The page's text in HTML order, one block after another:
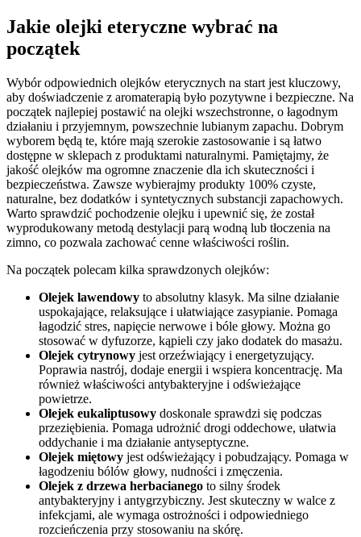
Jakie olejki eteryczne wybrać na
początek
Wybór odpowiednich olejków eterycznych na start jest kluczowy,
aby doświadczenie z aromaterapią było pozytywne i bezpieczne. Na
początek najlepiej postawić na olejki wszechstronne, o łagodnym
działaniu i przyjemnym, powszechnie lubianym zapachu. Dobrym
wyborem będą te, które mają szerokie zastosowanie i są łatwo
dostępne w sklepach z produktami naturalnymi. Pamiętajmy, że
jakość olejków ma ogromne znaczenie dla ich skuteczności i
bezpieczeństwa. Zawsze wybierajmy produkty 100% czyste,
naturalne, bez dodatków i syntetycznych substancji zapachowych.
Warto sprawdzić pochodzenie olejku i upewnić się, że został
wyprodukowany metodą destylacji parą wodną lub tłoczenia na
zimno, co pozwala zachować cenne właściwości roślin.
Na początek polecam kilka sprawdzonych olejków:
Olejek lawendowy to absolutny klasyk. Ma silne działanie
uspokajające, relaksujące i ułatwiające zasypianie. Pomaga
łagodzić stres, napięcie nerwowe i bóle głowy. Można go
stosować w dyfuzorze, kąpieli czy jako dodatek do masażu.
Olejek cytrynowy jest orzeźwiający i energetyzujący.
Poprawia nastrój, dodaje energii i wspiera koncentrację. Ma
również właściwości antybakteryjne i odświeżające
powietrze.
Olejek eukaliptusowy doskonale sprawdzi się podczas
przeziębienia. Pomaga udrożnić drogi oddechowe, ułatwia
oddychanie i ma działanie antyseptyczne.
Olejek miętowy jest odświeżający i pobudzający. Pomaga w
łagodzeniu bólów głowy, nudności i zmęczenia.
Olejek z drzewa herbacianego to silny środek
antybakteryjny i antygrzybiczny. Jest skuteczny w walce z
infekcjami, ale wymaga ostrożności i odpowiedniego
rozcieńczenia przy stosowaniu na skórę.